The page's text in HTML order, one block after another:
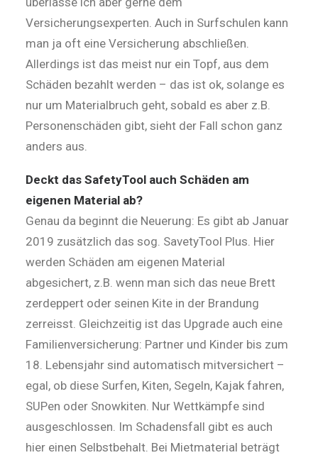
Versicherungsexperten. Auch in Surfschulen kann
man ja oft eine Versicherung abschließen.
Allerdings ist das meist nur ein Topf, aus dem
Schäden bezahlt werden – das ist ok, solange es
nur um Materialbruch geht, sobald es aber z.B.
Personenschäden gibt, sieht der Fall schon ganz
anders aus.
Deckt das SafetyTool auch Schäden am
eigenen Material ab?
Genau da beginnt die Neuerung: Es gibt ab Januar
2019 zusätzlich das sog. SavetyTool Plus. Hier
werden Schäden am eigenen Material
abgesichert, z.B. wenn man sich das neue Brett
zerdeppert oder seinen Kite in der Brandung
zerreisst. Gleichzeitig ist das Upgrade auch eine
Familienversicherung: Partner und Kinder bis zum
18. Lebensjahr sind automatisch mitversichert –
egal, ob diese Surfen, Kiten, Segeln, Kajak fahren,
SUPen oder Snowkiten. Nur Wettkämpfe sind
ausgeschlossen. Im Schadensfall gibt es auch
hier einen Selbstbehalt. Bei Mietmaterial beträgt